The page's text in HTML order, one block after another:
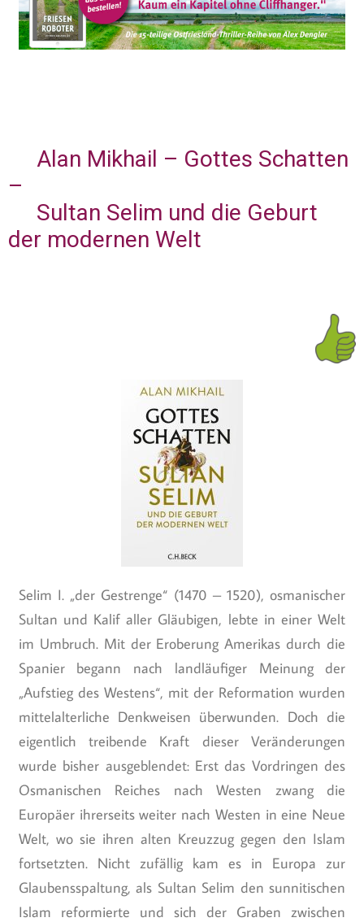
Alan Mikhail – Gottes Schatten
–
Sultan Selim und die Geburt
der modernen Welt
Selim I. „der Gestrenge“ (1470 – 1520), osmanischer
Sultan und Kalif aller Gläubigen, lebte in einer Welt
im Umbruch. Mit der Eroberung Amerikas durch die
Spanier begann nach landläufiger Meinung der
„Aufstieg des Westens“, mit der Reformation wurden
mittelalterliche Denkweisen überwunden. Doch die
eigentlich treibende Kraft dieser Veränderungen
wurde bisher ausgeblendet: Erst das Vordringen des
Osmanischen Reiches nach Westen zwang die
Europäer ihrerseits weiter nach Westen in eine Neue
Welt, wo sie ihren alten Kreuzzug gegen den Islam
fortsetzten. Nicht zufällig kam es in Europa zur
Glaubensspaltung, als Sultan Selim den sunnitischen
Islam reformierte und sich der Graben zwischen